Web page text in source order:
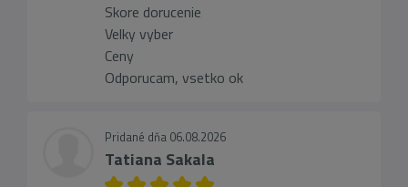
Skore dorucenie
Velky vyber
Ceny
Odporucam, vsetko ok
Pridané dňa 06.08.2026
Tatiana Sakala